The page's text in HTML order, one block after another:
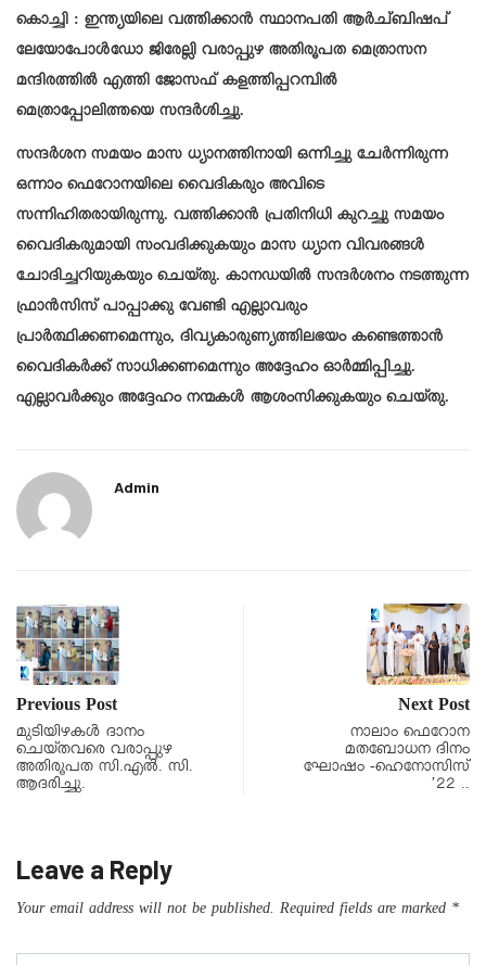
കൊച്ചി : ഇന്ത്യയിലെ വത്തിക്കാൻ സ്ഥാനപതി ആർച്ബിഷപ്
ലേയോപോൾഡോ ജിരേല്ലി വരാപ്പുഴ അതിരൂപത മെത്രാസന
മന്ദിരത്തിൽ എത്തി ജോസഫ് കളത്തിപ്പറമ്പിൽ
മെത്രാപ്പോലിത്തയെ സന്ദർശിച്ചു.
സന്ദർശന സമയം മാസ ധ്യാനത്തിനായി ഒന്നിച്ചു ചേർന്നിരുന്ന
ഒന്നാം ഫെറോനയിലെ വൈദികരും അവിടെ
സന്നിഹിതരായിരുന്നു. വത്തിക്കാൻ പ്രതിനിധി കുറച്ചു സമയം
വൈദികരുമായി സംവദിക്കുകയും മാസ ധ്യാന വിവരങ്ങൾ
ചോദിച്ചറിയുകയും ചെയ്തു. കാനഡയിൽ സന്ദർശനം നടത്തുന്ന
ഫ്രാൻസിസ് പാപ്പാക്കു വേണ്ടി എല്ലാവരും
പ്രാർത്ഥിക്കണമെന്നും, ദിവ്യകാരുണ്യത്തിലഭയം കണ്ടെത്താൻ
വൈദികർക്ക് സാധിക്കണമെന്നും അദ്ദേഹം ഓർമ്മിപ്പിച്ചു.
എല്ലാവർക്കും അദ്ദേഹം നന്മകൾ ആശംസിക്കുകയും ചെയ്തു.
Admin
Previous Post
മുടിയിഴകൾ ദാനം
ചെയ്തവരെ വരാപ്പുഴ
അതിരൂപത സി.എൽ. സി.
ആദരിച്ചു.
Next Post
നാലാം ഫെറോന
മതബോധന ദിനം
ഘോഷം -ഹെനോസിസ്
’22 ..
Leave a Reply
Your email address will not be published. Required fields are marked *